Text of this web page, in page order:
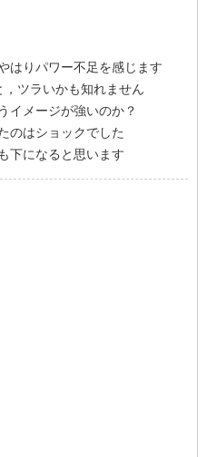
はりパワー不足を感じます
ツラいかも知れません
イメージが強いのか？
のはショックでした
下になると思います